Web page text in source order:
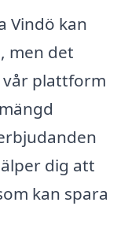
Vindö kan
men det
vår plattform
dig att
kan spara